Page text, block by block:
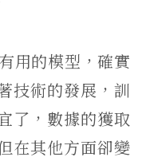
用的模型，確實
技術的發展，訓
了，數據的獲取
在其他方面卻變